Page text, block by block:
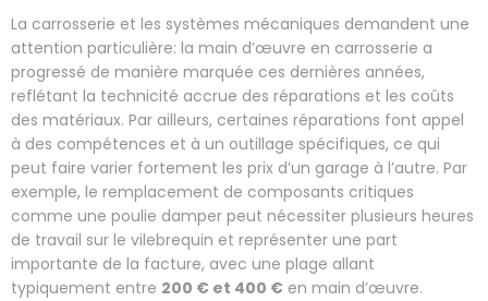
La carrosserie et les systèmes mécaniques demandent une
attention particulière: la main d’œuvre en carrosserie a
progressé de manière marquée ces dernières années,
reflétant la technicité accrue des réparations et les coûts
des matériaux. Par ailleurs, certaines réparations font appel
à des compétences et à un outillage spécifiques, ce qui
peut faire varier fortement les prix d’un garage à l’autre. Par
exemple, le remplacement de composants critiques
comme une poulie damper peut nécessiter plusieurs heures
de travail sur le vilebrequin et représenter une part
importante de la facture, avec une plage allant
typiquement entre 200 € et 400 € en main d’œuvre.